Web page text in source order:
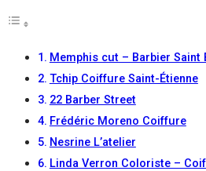
Memphis cut – Barbier Saint
Tchip Coiffure Saint-Étienne
22 Barber Street
Frédéric Moreno Coiffure
Nesrine L’atelier
Linda Verron Coloriste –
visitez notre
augmentez les
chances de
voir du
contenu et des
personnalisés.